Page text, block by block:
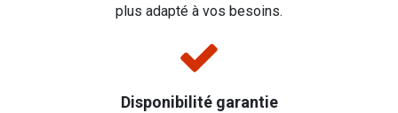
plus adapté à vos besoins.
Disponibilité garantie